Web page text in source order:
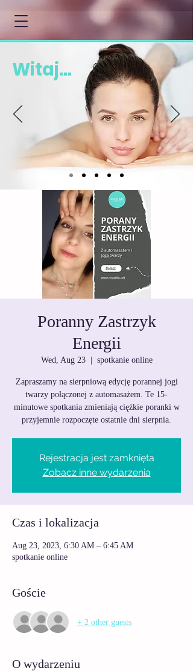
Witaj...
Poranny Zastrzyk
Energii
Wed, Aug 23
  |
spotkanie online
Zapraszamy na sierpniową edycję porannej jogi
twarzy połączonej z automasażem. Te 15-
minutowe spotkania zmieniają ciężkie poranki w
przyjemnie rozpoczęte ostatnie dni sierpnia.
Rejestracja jest zamknięta
Zobacz inne wydarzenia
Czas i lokalizacja
Aug 23, 2023, 6:30 AM – 6:45 AM
spotkanie online
Goście
+ 2 other guests
O wydarzeniu